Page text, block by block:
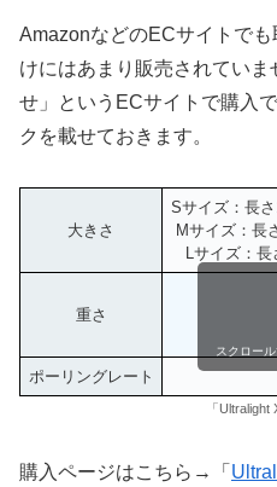
AmazonなどのECサイトで
けにはあまり販売されてい
せ」というECサイトで購入
クを載せておきます。
大きさ
Sサイズ：長
Mサイズ：長
Lサイズ：
重さ
ポーリングレート
スクロー
「Ultralight
購入ページはこちら→「